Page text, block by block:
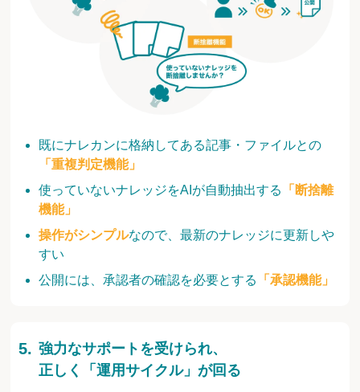
既にナレカンに格納してある記事・ファイルとの
「重複判定機能」
使っていないナレッジをAIが自動抽出する
「断捨離
機能」
操作がシンプルなので、最新のナレッジに更新しや
すい
公開には、承認者の確認を必要とする
「承認機能」
強力なサポートを受けられ、
正しく「運用サイクル」が回る